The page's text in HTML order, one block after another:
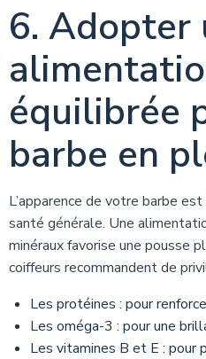
6. Adopter
équilibrée
barbe en
L’apparence de votre barbe
santé générale. Une
minéraux favorise une pousse
coiffeurs recommandent de
Les protéines : pour
Les oméga-3 : pour une
Les vitamines B et E : pour